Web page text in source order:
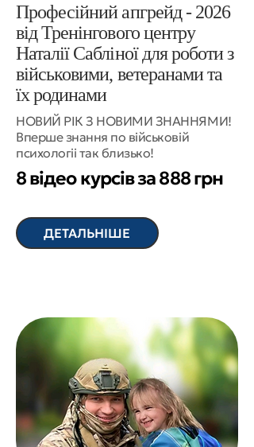
Професійний апгрейд - 2026
від Тренінгового центру
Наталії Сабліної для роботи з
військовими, ветеранами та
їх родинами
НОВИЙ РІК З НОВИМИ ЗНАННЯМИ!
Вперше знання по військовій
психологіі так близько!
8 відео курсів за 888 грн
ДЕТАЛЬНІШЕ